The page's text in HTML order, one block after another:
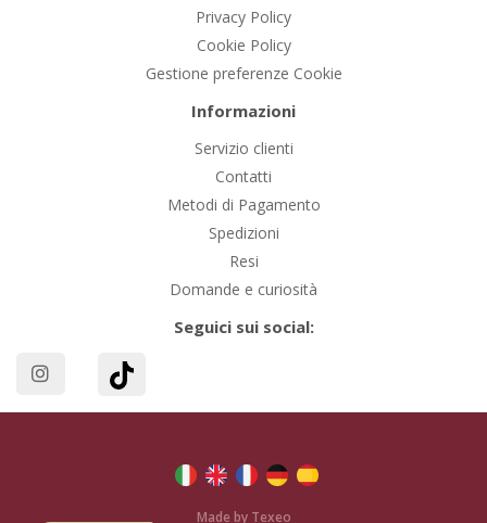
Privacy Policy
Cookie Policy
Gestione preferenze Cookie
Informazioni
Servizio clienti
Contatti
Metodi di Pagamento
Spedizioni
Resi
Domande e curiosità
Seguici sui social:
Made by Texeo